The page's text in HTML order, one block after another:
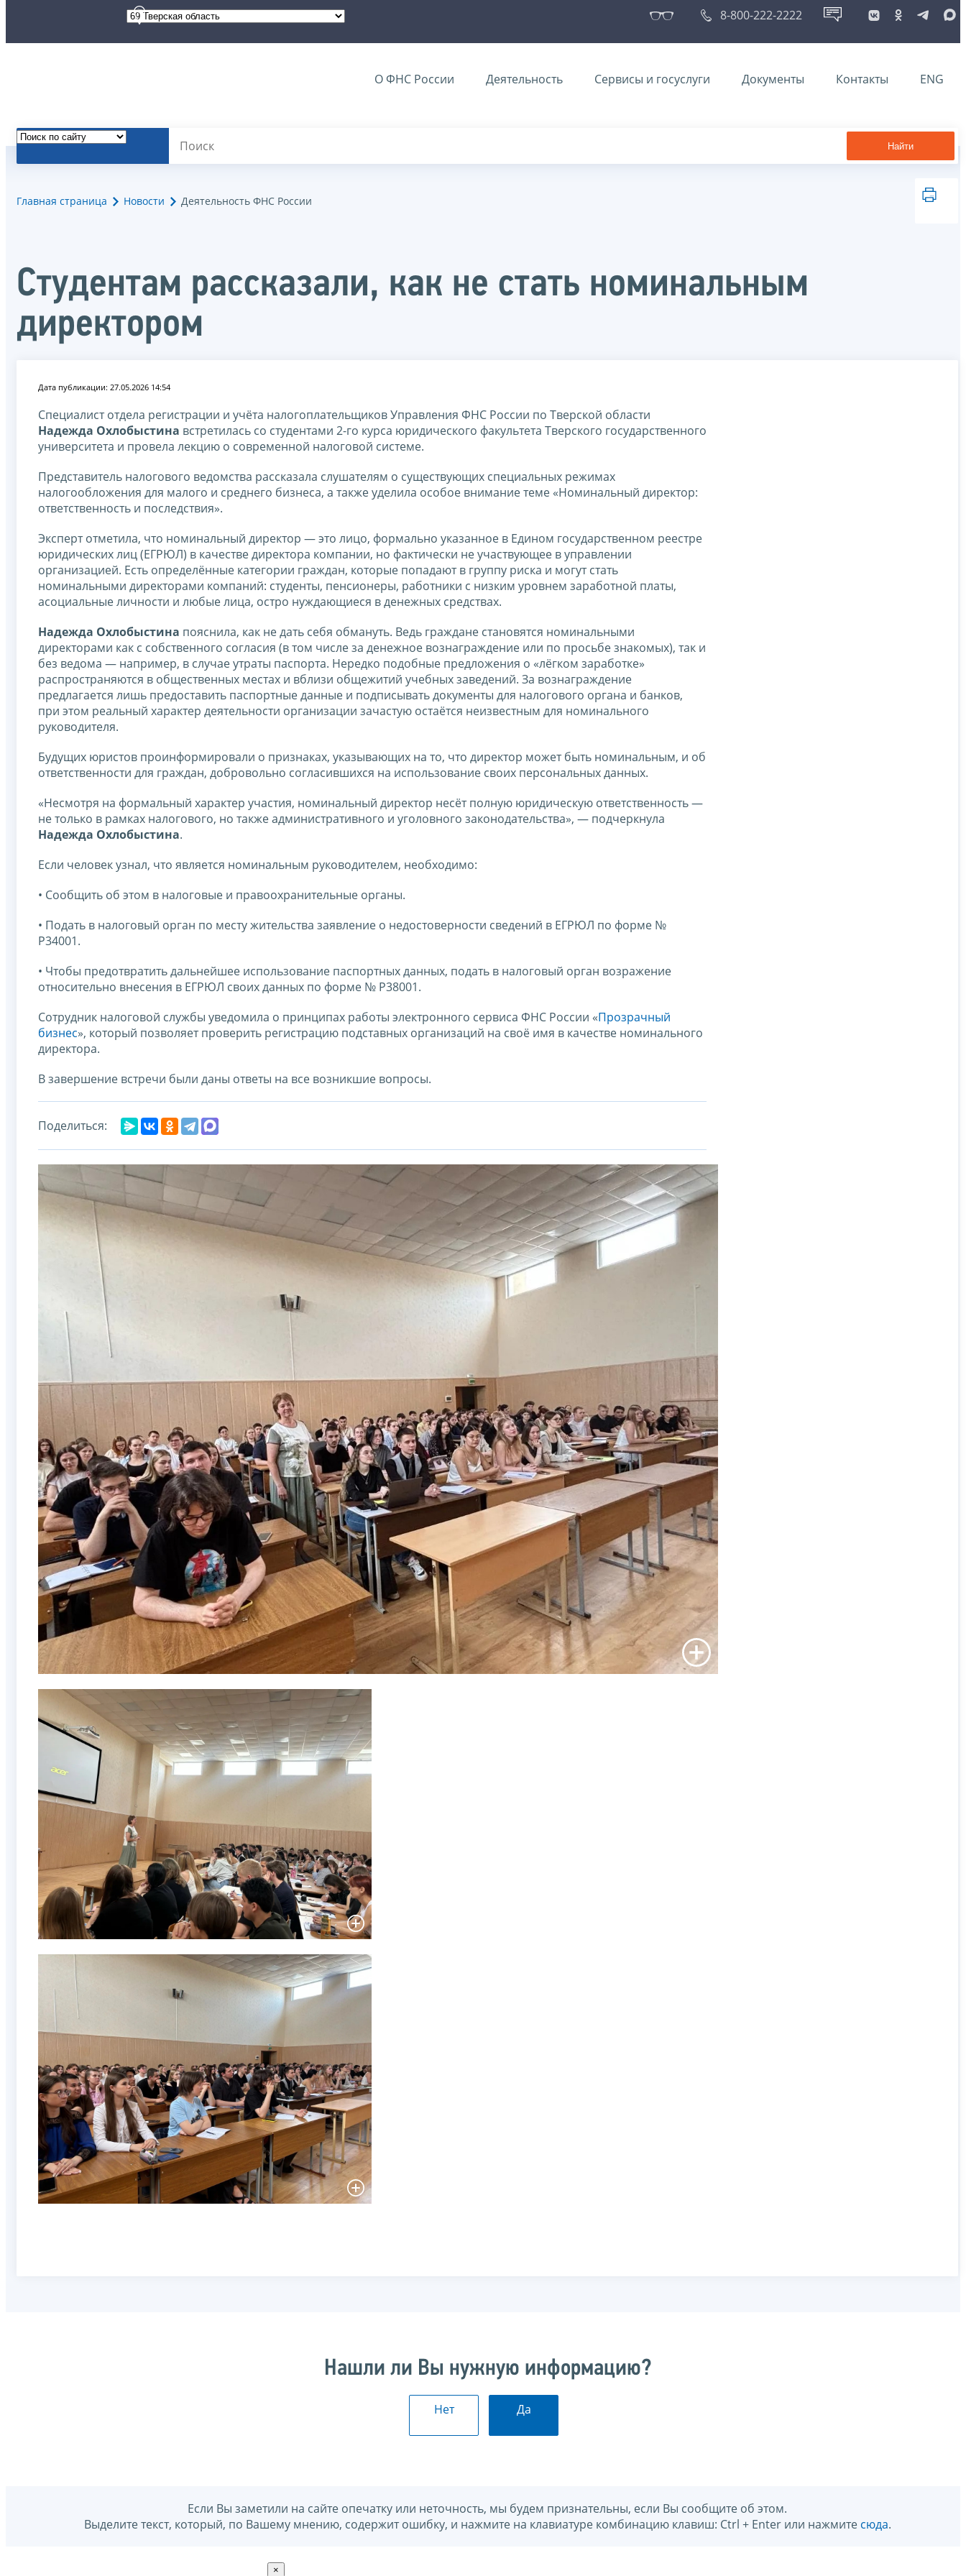
8-800-222-2222
О ФНС России Деятельность Сервисы и госуслуги Документы Контакты ENG
Найти
Главная страница Новости Деятельность ФНС России
Студентам рассказали, как не стать номинальным
директором
Дата публикации: 27.05.2026 14:54
Специалист отдела регистрации и учёта налогоплательщиков Управления ФНС России по Тверской области
Надежда Охлобыстина встретилась со студентами 2-го курса юридического факультета Тверского государственного
университета и провела лекцию о современной налоговой системе.
Представитель налогового ведомства рассказала слушателям о существующих специальных режимах
налогообложения для малого и среднего бизнеса, а также уделила особое внимание теме «Номинальный директор:
ответственность и последствия».
Эксперт отметила, что номинальный директор — это лицо, формально указанное в Едином государственном реестре
юридических лиц (ЕГРЮЛ) в качестве директора компании, но фактически не участвующее в управлении
организацией. Есть определённые категории граждан, которые попадают в группу риска и могут стать
номинальными директорами компаний: студенты, пенсионеры, работники с низким уровнем заработной платы,
асоциальные личности и любые лица, остро нуждающиеся в денежных средствах.
Надежда Охлобыстина пояснила, как не дать себя обмануть. Ведь граждане становятся номинальными
директорами как с собственного согласия (в том числе за денежное вознаграждение или по просьбе знакомых), так и
без ведома — например, в случае утраты паспорта. Нередко подобные предложения о «лёгком заработке»
распространяются в общественных местах и вблизи общежитий учебных заведений. За вознаграждение
предлагается лишь предоставить паспортные данные и подписывать документы для налогового органа и банков,
при этом реальный характер деятельности организации зачастую остаётся неизвестным для номинального
руководителя.
Будущих юристов проинформировали о признаках, указывающих на то, что директор может быть номинальным, и об
ответственности для граждан, добровольно согласившихся на использование своих персональных данных.
«Несмотря на формальный характер участия, номинальный директор несёт полную юридическую ответственность —
не только в рамках налогового, но также административного и уголовного законодательства», — подчеркнула
Надежда Охлобыстина.
Если человек узнал, что является номинальным руководителем, необходимо:
• Сообщить об этом в налоговые и правоохранительные органы.
• Подать в налоговый орган по месту жительства заявление о недостоверности сведений в ЕГРЮЛ по форме №
Р34001.
• Чтобы предотвратить дальнейшее использование паспортных данных, подать в налоговый орган возражение
относительно внесения в ЕГРЮЛ своих данных по форме № Р38001.
Сотрудник налоговой службы уведомила о принципах работы электронного сервиса ФНС России «Прозрачный
бизнес», который позволяет проверить регистрацию подставных организаций на своё имя в качестве номинального
директора.
В завершение встречи были даны ответы на все возникшие вопросы.
Поделиться:
Нашли ли Вы нужную информацию?
Нет Да
Если Вы заметили на сайте опечатку или неточность, мы будем признательны, если Вы сообщите об этом.
Выделите текст, который, по Вашему мнению, содержит ошибку, и нажмите на клавиатуре комбинацию клавиш: Ctrl + Enter или нажмите сюда.
×